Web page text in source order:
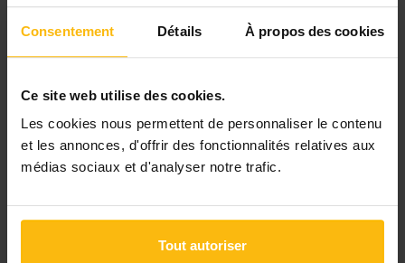
Consentement Détails À propos des cookies
Ce site web utilise des cookies.
Les cookies nous permettent de personnaliser le contenu
et les annonces, d'offrir des fonctionnalités relatives aux
médias sociaux et d'analyser notre trafic.
Tout autoriser
Avec votre abonnement, vous
bénéficiez de :
contenus du site
des articles, dossiers et conseils
pratiques régulièrement mis à jour
la veille sur les lois, règles et
jurisprudence
modèles et ressources